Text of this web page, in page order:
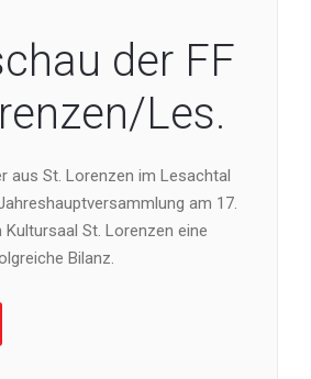
der FF
Les.
aus St. Lorenzen im Lesachtal
am 17.
Kultursaal St. Lorenzen eine
Bilanz.